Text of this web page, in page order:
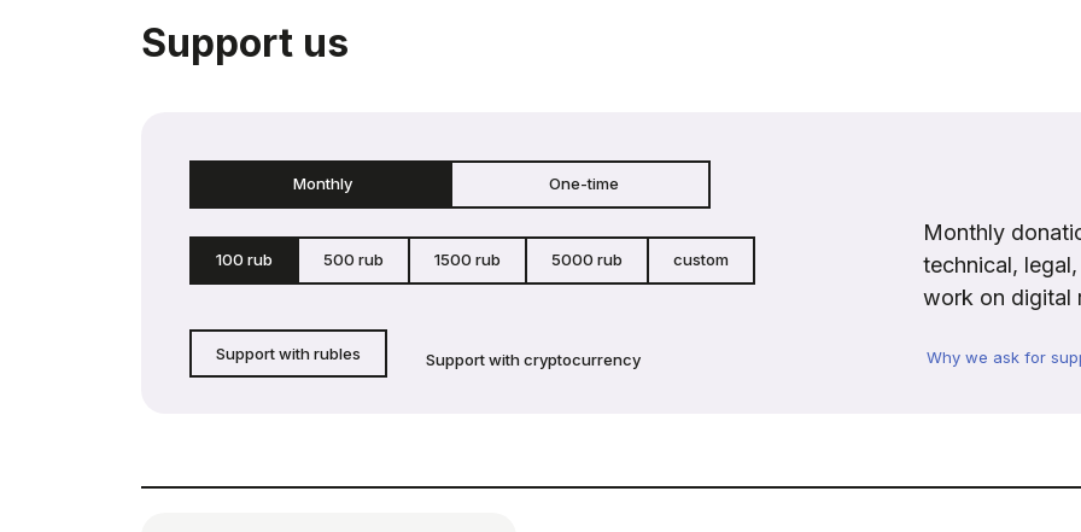
Support us
Monthly One-time
100 rub 500 rub 1500 rub 5000 rub custom
Support with rubles Support with cryptocurrency
Monthly
technical,
work on digital
Why we ask for